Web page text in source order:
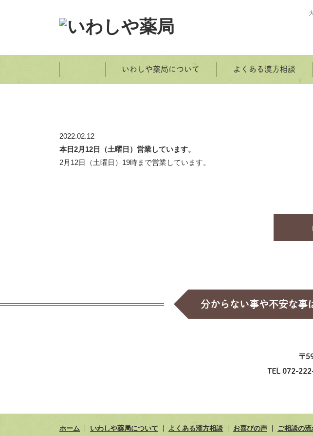
ホーム
いわしや薬局について よくある漢方相談
2022.02.12
本日2月12日（土曜日）営業しています。
2月12日（土曜日）19時まで営業しています。
分からない事や不安な事
〒
TEL 072-
ホーム いわしや薬局について よくある漢方相談 お喜びの声 ご相談の流